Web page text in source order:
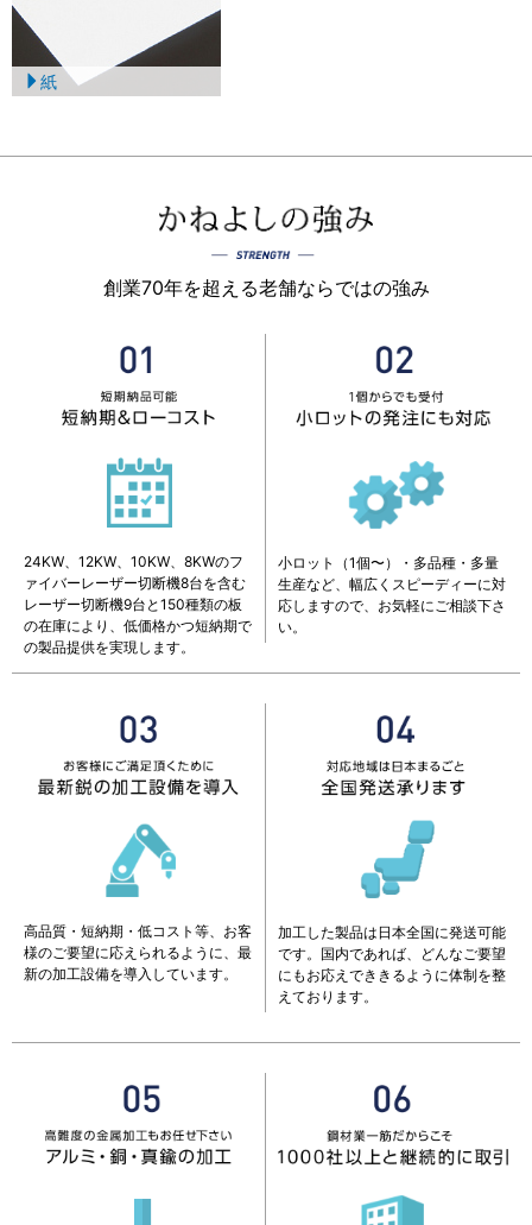
紙
創業70年を超える老舗ならではの強み
24KW、12KW、10KW、8KWのフ
ァイバーレーザー切断機8台を含む
レーザー切断機9台と150種類の板
の在庫により、低価格かつ短納期で
の製品提供を実現します。
小ロット（1個〜）・多品種・多量
生産など、幅広くスピーディーに対
応しますので、お気軽にご相談下さ
い。
高品質・短納期・低コスト等、お客
様のご要望に応えられるように、最
新の加工設備を導入しています。
加工した製品は日本全国に発送可能
です。国内であれば、どんなご要望
にもお応えでききるように体制を整
えております。